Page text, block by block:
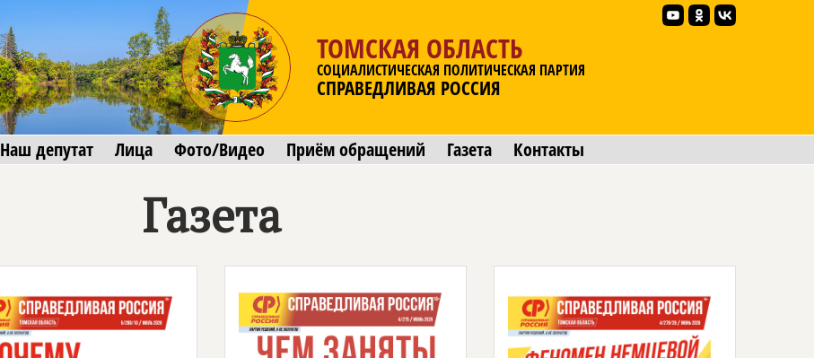
ТОМСКАЯ ОБЛАСТЬ
СОЦИАЛИСТИЧЕСКАЯ ПОЛИТИЧЕСКАЯ ПАРТИЯ
СПРАВЕДЛИВАЯ РОССИЯ
Наш депутат Лица Фото/Видео Приём обращений Газета Контакты
Газета